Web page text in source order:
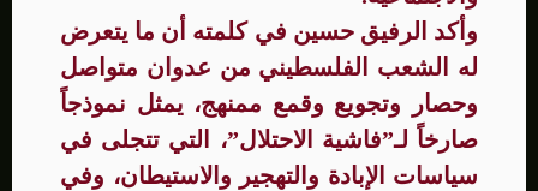
وأكد الرفيق حسين في كلمته أن ما يتعرض
له الشعب الفلسطيني من عدوان متواصل
وحصار وتجويع وقمع ممنهج، يمثل نموذجاً
صارخاً لـ”فاشية الاحتلال”، التي تتجلى في
سياسات الإبادة والتهجير والاستيطان، وفي